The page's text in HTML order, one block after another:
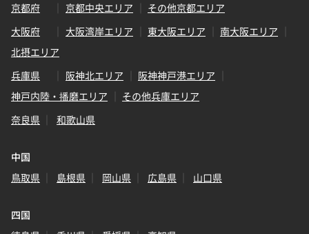
京都府
京都中央エリア
その他京都エリア
大阪府
大阪湾岸エリア 東大阪エリア
南大阪エリア
北摂エリア
兵庫県
阪神北エリア
阪神神戸港エリア
神戸内陸・播磨エリア
その他兵庫エリア
奈良県
和歌山県
中国
鳥取県
島根県 岡山県 広島県 山口県
四国